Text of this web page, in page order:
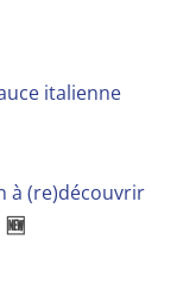
italienne
à (re)découvrir